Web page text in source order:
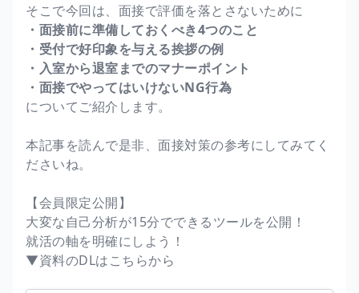
そこで今回は、面接で評価を落とさないために
・面接前に準備しておくべき4つのこと
・受付で好印象を与える挨拶の例
・入室から退室までのマナーポイント
・面接でやってはいけないNG行為
についてご紹介します。
本記事を読んで是非、面接対策の参考にしてみてく
ださいね。
【会員限定公開】
大変な自己分析が15分でできるツールを公開！
就活の軸を明確にしよう！
▼資料のDLはこちらから